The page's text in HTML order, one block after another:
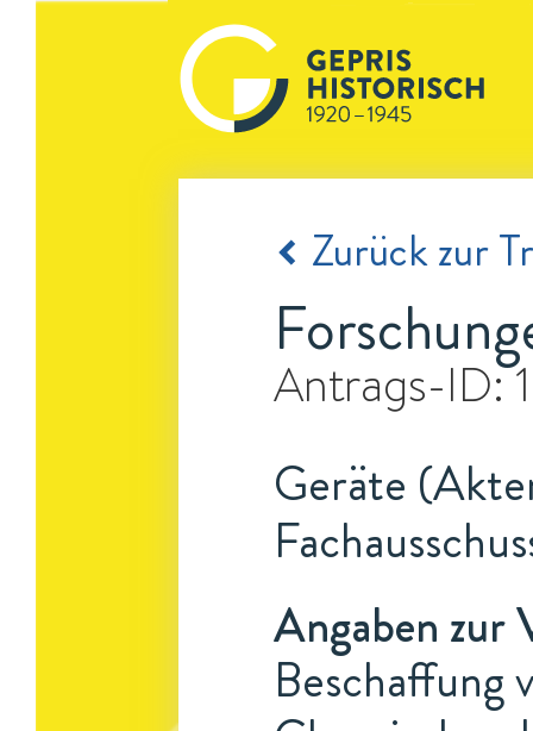
Zurück zur
Antrags-ID:
Geräte
Angaben zur
Beschaffung